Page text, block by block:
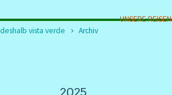
UNSERE REISEN
deshalb vista verde Archiv
2025